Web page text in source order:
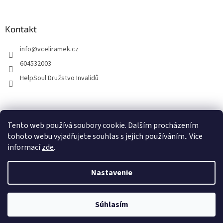
Tento web používá soubory cookie. Dalším procházením
tohoto webu vyjadřujete souhlas s jejich používáním.. Více
informacízde.
Nastavenie
Súhlasím
Kontakt
info@vceliramek.cz
604532003
HelpSoul Družstvo Invalidů
Copyright 2026Včelírámek.cz. Všetky práva vyhradené.Upraviť
nastavenie cookies